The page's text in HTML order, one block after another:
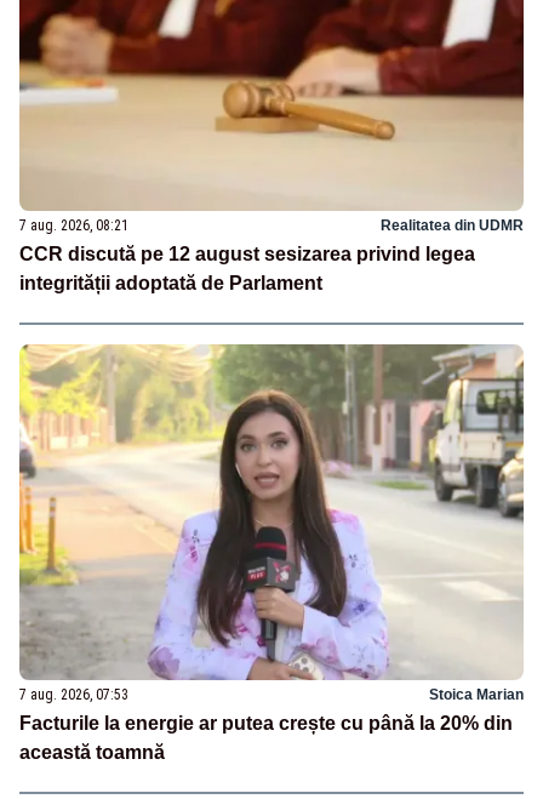
7 aug. 2026, 08:21 Realitatea din UDMR
CCR discută pe 12 august sesizarea privind legea
integrității adoptată de Parlament
7 aug. 2026, 07:53 Stoica Marian
Facturile la energie ar putea crește cu până la 20% din
această toamnă